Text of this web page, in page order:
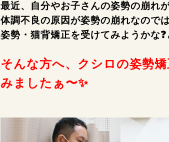
最近、自分やお子さんの姿勢の崩
体調不良の原因が姿勢の崩れなので
姿勢・猫背矯正を受けてみようかな
そんな方へ、クシロの姿勢
みましたぁ〜✨